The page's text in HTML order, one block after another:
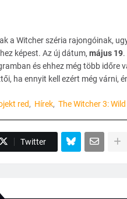
a Witcher széria rajongóinak,
képest. Az új dátum, május 19.
és ehhez még több időre
ha ennyit kell ezért még várni,
red Hírek The Witcher 3:
Twitter